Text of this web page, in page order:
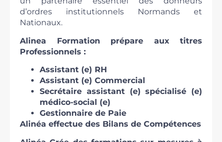
d’ordres institutionnels Normands et
Nationaux.
Alinea Formation prépare aux titres
Professionnels :
Assistant (e) RH
Assistant (e) Commercial
Secrétaire assistant (e) spécialisé (e)
médico-social (e)
Gestionnaire de Paie
Alinéa effectue des Bilans de Compétences